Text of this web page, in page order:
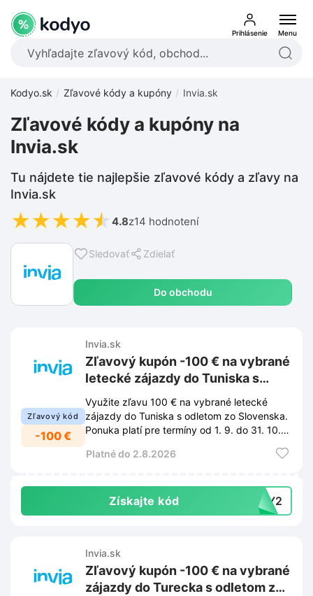
Prihlásenie Menu
Kodyo.sk Zľavové kódy a kupóny Invia.sk
Sledovať Zdielať
Do obchodu
Zľavové kódy a kupóny na
Invia.sk
Tu nájdete tie najlepšie zľavové kódy a zľavy na
Invia.sk
★★★★★ 4.8z14 hodnotení
Zľavový kód
-100 €
Invia.sk
Zľavový kupón -100 € na vybrané
letecké zájazdy do Tuniska s
odletom zo Slovenska od 1. 9. do
31. 10. na Invia.sk
Využite zľavu 100 € na vybrané letecké
zájazdy do Tuniska s odletom zo Slovenska.
Ponuka platí pre termíny od 1. 9. do 31. 10.
Platné do 2.8.2026
Získajte kód PPY2
Invia.sk
Zľavový kupón -100 € na vybrané
zájazdy do Turecka s odletom zo